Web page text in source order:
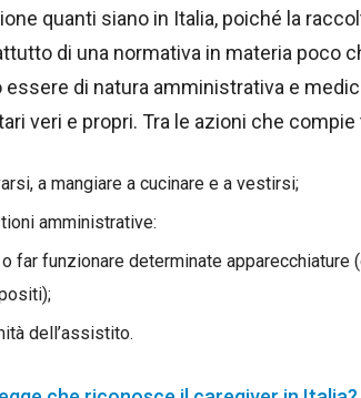
quanti siano in Italia, poiché la
di una normativa in materia poco
di natura amministrativa e
veri e propri. Tra le azioni che compie
a mangiare a cucinare e a vestirsi;
amministrative:
far funzionare determinate
dell’assistito.